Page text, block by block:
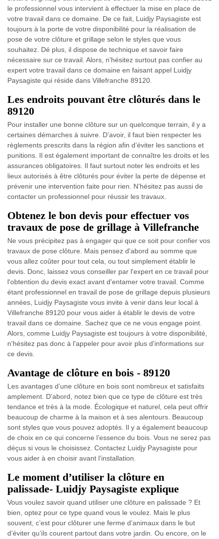
le professionnel vous intervient à effectuer la mise en place de
votre travail dans ce domaine. De ce fait, Luidjy Paysagiste est
toujours à la porte de votre disponibilité pour la réalisation de
pose de votre clôture et grillage selon le styles que vous
souhaitez. Dé plus, il dispose de technique et savoir faire
nécessaire sur ce travail. Alors, n'hésitez surtout pas confier au
expert votre travail dans ce domaine en faisant appel Luidjy
Paysagiste qui réside dans Villefranche 89120.
Les endroits pouvant être clôturés dans le
89120
Pour installer une bonne clôture sur un quelconque terrain, il y a
certaines démarches à suivre. D’avoir, il faut bien respecter les
règlements prescrits dans la région afin d’éviter les sanctions et
punitions. Il est également important de connaître les droits et les
assurances obligatoires. Il faut surtout noter les endroits et les
lieux autorisés à être clôturés pour éviter la perte de dépense et
prévenir une intervention faite pour rien. N’hésitez pas aussi de
contacter un professionnel pour réussir les travaux.
Obtenez le bon devis pour effectuer vos
travaux de pose de grillage à Villefranche
Ne vous précipitez pas à engager qui que ce soit pour confier vos
travaux de pose clôture. Mais pensez d'abord au somme que
vous allez coûter pour tout cela, ou tout simplement établir le
devis. Donc, laissez vous conseiller par l'expert en ce travail pour
l'obtention du devis exact avant d'entamer votre travail. Comme
étant professionnel en travail de pose de grillage depuis plusieurs
années, Luidjy Paysagiste vous invite à venir dans leur local à
Villefranche 89120 pour vous aider à établir le devis de votre
travail dans ce domaine. Sachez que ce ne vous engage point.
Alors, comme Luidjy Paysagiste est toujours à votre disponibilité,
n'hésitez pas donc à l'appeler pour avoir plus d'informations sur
ce devis.
Avantage de clôture en bois - 89120
Les avantages d’une clôture en bois sont nombreux et satisfaits
amplement. D’abord, notez bien que ce type de clôture est très
tendance et très à la mode. Écologique et naturel, cela peut offrir
beaucoup de charme à la maison et à ses alentours. Beaucoup
sont styles que vous pouvez adoptés. Il y a également beaucoup
de choix en ce qui concerne l’essence du bois. Vous ne serez pas
déçus si vous le choisissez. Contactez Luidjy Paysagiste pour
vous aider à en choisir avant l’installation.
Le moment d’utiliser la clôture en
palissade- Luidjy Paysagiste explique
Vous voulez savoir quand utiliser une clôture en palissade ? Et
bien, optez pour ce type quand vous le voulez. Mais le plus
souvent, c’est pour clôturer une ferme d’animaux dans le but
d’éviter qu’ils courent partout dans votre jardin. Ou encore, on le